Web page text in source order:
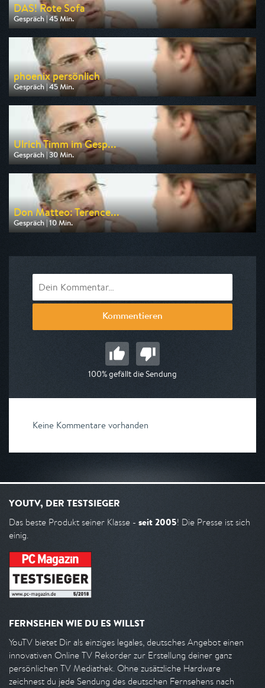
DAS! Rote Sofa
Gespräch | 45 Min.
Ausgestrahlt von NDR
am 07.08.2026, 18:45
phoenix persönlich
Gespräch | 45 Min.
Ausgestrahlt von Phoenix
am 09.08.2026, 11:15
Ulrich Timm im Gesp...
Gespräch | 30 Min.
Ausgestrahlt von Tagesschau24
am 08.08.2026, 21:02
Don Matteo: Terence...
Gespräch | 10 Min.
Ausgestrahlt von Bibel TV
Kommentieren
100% gefällt die Sendung
Keine Kommentare vorhanden
YOUTV, DER TESTSIEGER
Das beste Produkt seiner Klasse - seit 2005! Die Presse ist sich
einig.
FERNSEHEN WIE DU ES WILLST
YouTV bietet Dir als einziges legales, deutsches Angebot einen
innovativen Online TV Rekorder zur Erstellung deiner ganz
persönlichen TV Mediathek. Ohne zusätzliche Hardware
zeichnest du jede Sendung des deutschen Fernsehens nach